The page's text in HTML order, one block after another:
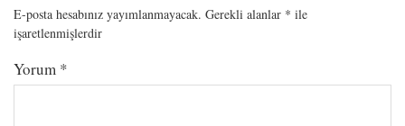
E-posta hesabınız yayımlanmayacak. Gerekli alanlar * ile
işaretlenmişlerdir
Yorum *